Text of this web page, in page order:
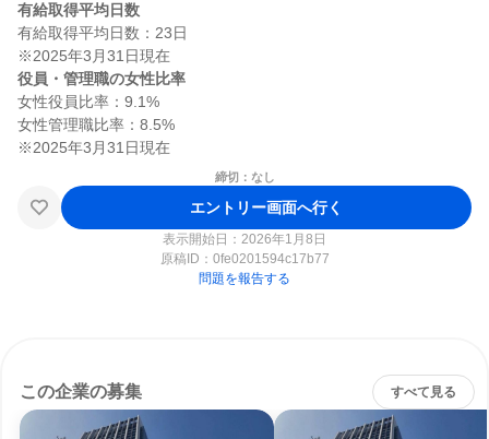
有給取得平均日数
有給取得平均日数：23日
役員・管理職の女性比率
女性役員比率：9.1%
女性管理職比率：8.5%
締切：なし
エントリー画面へ行く
表示開始日：2026年1月8日
原稿ID： 0fe0201594c17b77
問題を報告する
この企業の募集 すべて見る